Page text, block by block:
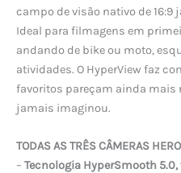
campo de visão nativo de 16:9
Ideal para filmagens em
andando de bike ou moto,
atividades. O HyperView faz
favoritos pareçam ainda mais
jamais imaginou.
TODAS AS TRÊS CÂMERAS
– Tecnologia HyperSmooth